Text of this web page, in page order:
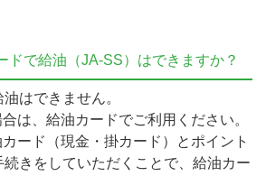
ドで給油（JA-SS）はできますか？
はできません。
は、給油カードでご利用ください。
ード（現金・掛カード）とポイント
きをしていただくことで、給油カー